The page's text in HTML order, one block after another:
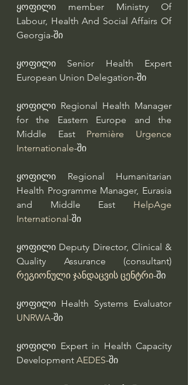
ყოფილი member Ministry Of
Labour, Health And Social Affairs Of
Georgia-ში
ყოფილი Senior Health Expert
European Union Delegation-ში
ყოფილი Regional Health Manager
for the Eastern Europe and the
Middle East Première Urgence
Internationale-ში
ყოფილი Regional Humanitarian
Health Programme Manager, Eurasia
and Middle East HelpAge
International-ში
ყოფილი Deputy Director, Clinical &
რეგიონული ჯანდაცვის ცენტრი-ში
UNRWA-ში
ყოფილი Expert in Health Capacity
Development AEDES-ში